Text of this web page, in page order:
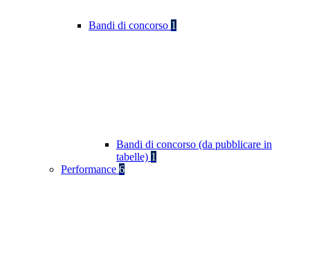
Bandi di concorso 1
Bandi di concorso (da pubblicare in
tabelle) 1
Performance 6